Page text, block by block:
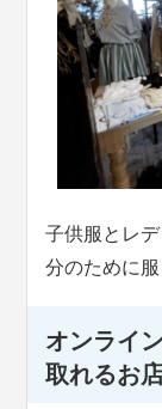
子供服とレ
分のために
オンライ
取れるお